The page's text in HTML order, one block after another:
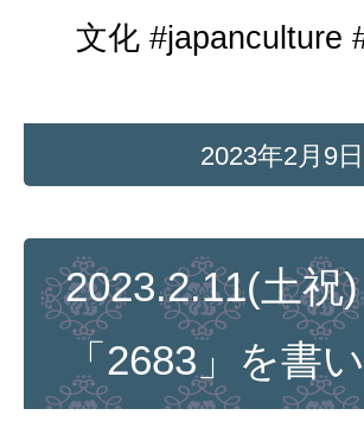
文化 #japanculture
2023年2月9
2023.2.11(土
「2683」を書